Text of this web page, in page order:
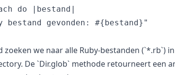
do |bestand|
bestand gevonden: #{bestand}"
zoeken we naar alle Ruby-bestanden (`*.rb`)
De `Dir.glob` methode retourneert een